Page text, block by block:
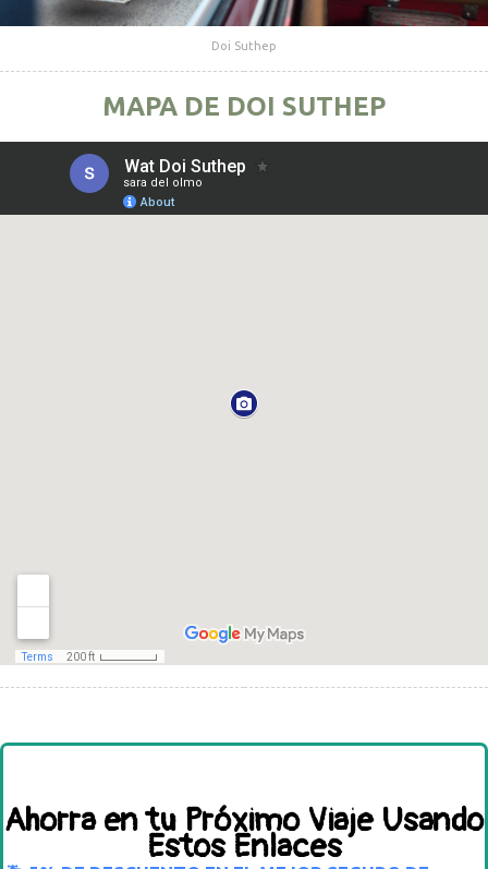
Doi Suthep
MAPA DE DOI SUTHEP
Ahorra en tu Próximo Viaje Usando
Estos Enlaces